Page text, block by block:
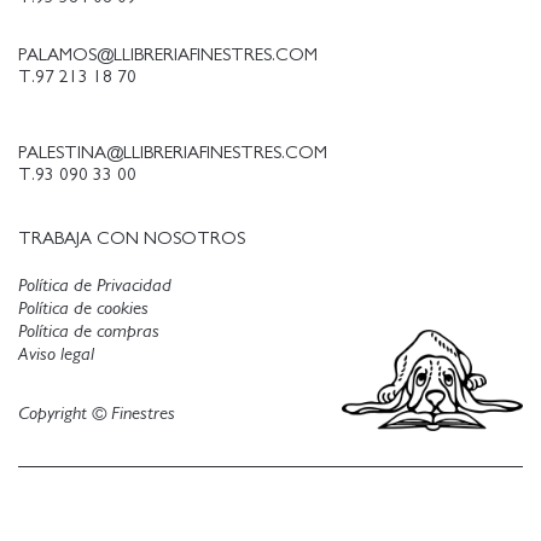
de comprender el caos, sino que roba el fuego
atónitas de sus lectores (Ricardo Baixeras, em El
inquietar al lector, y de transmitir imágenes
memorables, Labatut consigue fomentar en
cuanto antes, a todo aquello que seguirá
/em ).
PALAMOS@LLIBRERIAFINESTRES.COM
T.97 213 18 70
PALESTINA@LLIBRERIAFINESTRES.COM
T.93 090 33 00
TRABAJA CON NOSOTROS
Política de Privacidad
Política de cookies
Aviso legal
Política de compras
Copyright © Finestres